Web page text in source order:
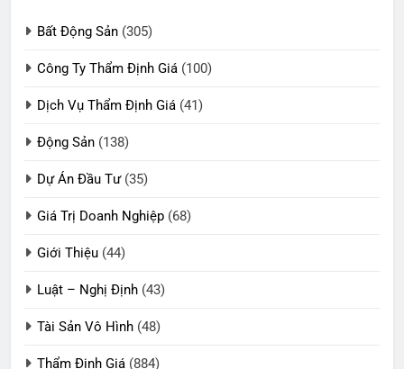
Bất Động Sản (305)
Công Ty Thẩm Định Giá (100)
Dịch Vụ Thẩm Định Giá (41)
Động Sản (138)
Dự Án Đầu Tư(35)
Giá Trị Doanh Nghiệp (68)
Giới Thiệu (44)
Luật – Nghị Định (43)
Tài Sản Vô Hình (48)
Thẩm Định Giá (884)